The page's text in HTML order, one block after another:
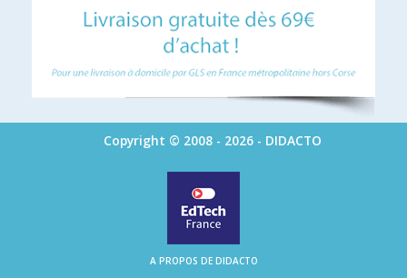
Copyright © 2008 - 2026 - DIDACTO
A PROPOS DE DIDACTO